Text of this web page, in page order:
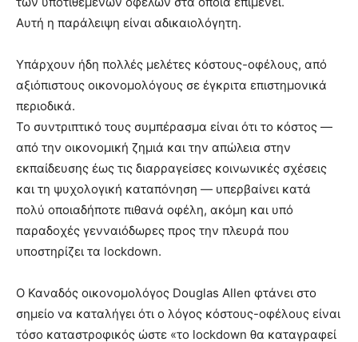
Αυτή η παράλειψη είναι αδικαιολόγητη.
Υπάρχουν ήδη πολλές μελέτες κόστους-οφέλους, από
αξιόπιστους οικονομολόγους σε έγκριτα επιστημονικά
περιοδικά.
Το συντριπτικό τους συμπέρασμα είναι ότι το κόστος —
από την οικονομική ζημιά και την απώλεια στην
εκπαίδευσης έως τις διαρραγείσες κοινωνικές σχέσεις
και τη ψυχολογική καταπόνηση — υπερβαίνει κατά
πολύ οποιαδήποτε πιθανά οφέλη, ακόμη και υπό
παραδοχές γενναιόδωρες προς την πλευρά που
υποστηρίζει τα lockdown.
Ο Καναδός οικονομολόγος Douglas Allen φτάνει στο
σημείο να καταλήγει ότι ο λόγος κόστους-οφέλους είναι
τόσο καταστροφικός ώστε «το lockdown θα καταγραφεί